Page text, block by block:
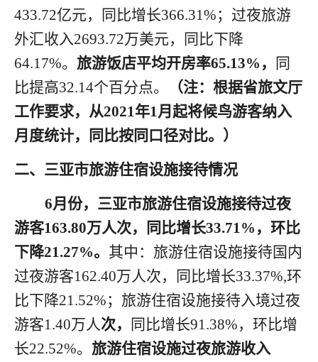
433.72亿元，同比增长366.31%；过夜旅游
外汇收入2693.72万美元，同比下降
64.17%。 旅游饭店平均开房率65.13%，
同
比提高32.14个百分点。
（注：根据省旅文厅
工作要求，从2021年1月起将候鸟游客纳入
月度统计，
同 比按同口径对比。）
二、三亚市旅游住宿设施接待情况
6月 份，三亚市旅游住宿设施接待过夜
游客163.80万人次，同比增长33.71% ，环比
下降21.27%。 其中：旅游住宿设施接待国内
过夜游客162.40万人次，同比增长33.37%,环
比下降21.52%；旅游住宿设施接待入境过夜
游客1.40万人次， 同比增长91.38%， 环比增
长22.52%。 旅游住宿设施过夜旅游收入